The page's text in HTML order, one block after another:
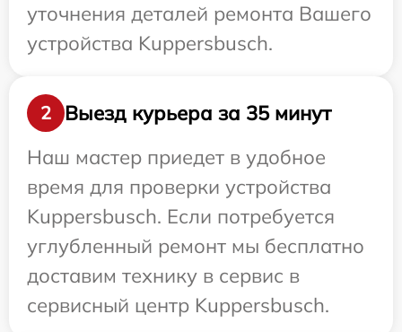
уточнения деталей ремонта Вашего
устройства Kuppersbusch.
2
Выезд курьера за 35 минут
Наш мастер приедет в удобное
время для проверки устройства
Kuppersbusch. Если потребуется
углубленный ремонт мы бесплатно
доставим технику в сервис в
сервисный центр Kuppersbusch.